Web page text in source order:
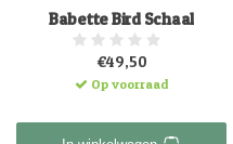
Babette Bird Schaal
€49,50
Op voorraad